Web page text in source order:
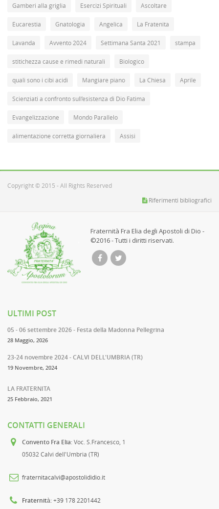
Gamberi alla griglia Esercizi Spirituali Ascoltare
Eucarestia Gnatologia Angelica La Fratenita
Lavanda Avvento 2024 Settimana Santa 2021 stampa
stitichezza cause e rimedi naturali Biologico
quali sono i cibi acidi Mangiare piano La Chiesa Aprile
Scienziati a confronto sull’esistenza di Dio Fatima
Evangelizzazione Mondo Parallelo
alimentazione corretta giornaliera Assisi
Copyright © 2015 - All Rights Reserved
Riferimenti bibliografici
Fraternità Fra Elia degli Apostoli di Dio -
©2016 - Tutti i diritti riservati.
ULTIMI POST
05 - 06 settembre 2026 - Festa della Madonna Pellegrina
28 Maggio, 2026
23-24 novembre 2024 - CALVI DELL'UMBRIA (TR)
19 Novembre, 2024
LA FRATERNITA
25 Febbraio, 2021
CONTATTI GENERALI
Convento Fra Elia: Voc. S.Francesco, 1
05032 Calvi dell'Umbria (TR)
fraternitacalvi@apostolididio.it
Fraternità: +39 178 2201442